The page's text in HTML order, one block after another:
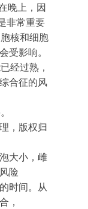
晚上，因
非常重要
核和细胞
受影响。
经过熟，
合征的风
，版权归
大小，雌
险
时间。从
，